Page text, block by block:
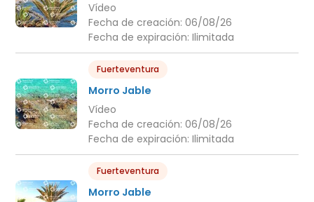
Vídeo
Fecha de creación: 06/08/26
Fecha de expiración: Ilimitada
Fuerteventura
Morro Jable
Vídeo
Fecha de creación: 06/08/26
Fecha de expiración: Ilimitada
Fuerteventura
Morro Jable